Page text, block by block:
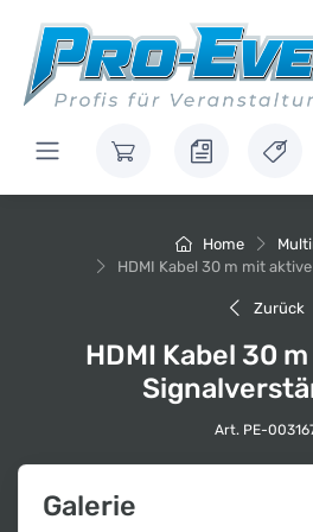
Home
HDMI Kabel 30 m mit
Zurück
HDMI Kabel 30
Art. PE-
Galerie